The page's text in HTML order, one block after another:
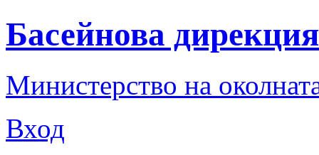
Басейнова
Министерство на
Вход